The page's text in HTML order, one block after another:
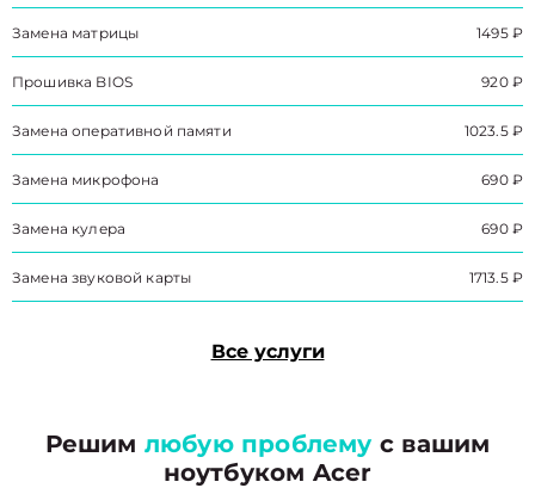
Замена матрицы 1495 ₽
Прошивка BIOS 920 ₽
Замена оперативной памяти 1023.5 ₽
Замена микрофона 690 ₽
Замена кулера 690 ₽
Замена звуковой карты 1713.5 ₽
Все услуги
Решим любую проблему с вашим
ноутбуком Acer